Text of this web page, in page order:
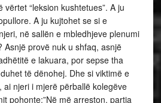
“leksion kushtetues”. A ju
A ju kujtohet se si e
në sallën e mbledhjeve plenumi
Asnjë provë nuk u shfaq, asnjë
e lakuara, por sepse tha
të dënohej. Dhe si viktimë e
ai njeri i mjerë përballë kolegëve
pohonte:”Në më arreston, partia